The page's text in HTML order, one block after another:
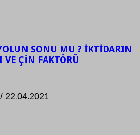
SONU MU ? İKTİDARIN
VE ÇİN FAKTÖRÜ
22.04.2021